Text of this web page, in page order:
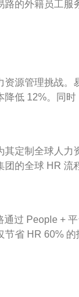
的外籍员工服
源管理挑战。
低 12%。同时
定制全球人力
的全球 HR 流
过 People +
省 HR 60% 的